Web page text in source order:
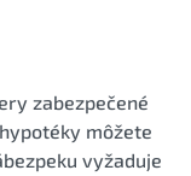
zabezpečené
môžete
vyžaduje